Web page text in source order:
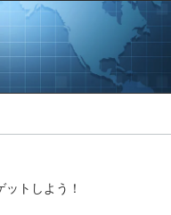
トしよう！